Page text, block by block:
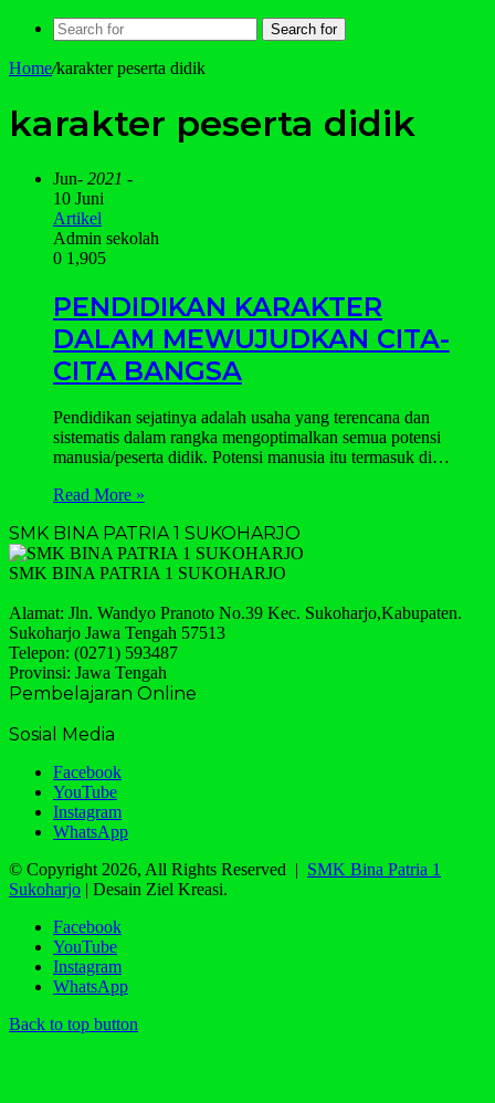
Search for
Home/karakter peserta didik
karakter peserta didik
Jun- 2021 -
10 Juni
Artikel
Admin sekolah
0 1,905
PENDIDIKAN KARAKTER
DALAM MEWUJUDKAN CITA-
CITA BANGSA
Pendidikan sejatinya adalah usaha yang terencana dan
sistematis dalam rangka mengoptimalkan semua potensi
manusia/peserta didik. Potensi manusia itu termasuk di…
Read More »
SMK BINA PATRIA 1 SUKOHARJO
SMK BINA PATRIA 1 SUKOHARJO
Alamat: Jln. Wandyo Pranoto No.39 Kec. Sukoharjo,Kabupaten.
Sukoharjo Jawa Tengah 57513
Telepon: (0271) 593487
Provinsi: Jawa Tengah
Pembelajaran Online
Sosial Media
Facebook
YouTube
Instagram
WhatsApp
© Copyright 2026, All Rights Reserved | SMK Bina Patria 1
Sukoharjo | Desain Ziel Kreasi.
Facebook
YouTube
Instagram
WhatsApp
Back to top button